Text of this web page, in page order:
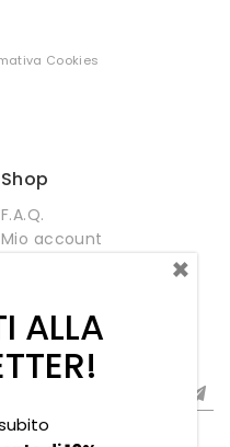
Cookies
Shop
F.A.Q.
Mio account
ALLA
×